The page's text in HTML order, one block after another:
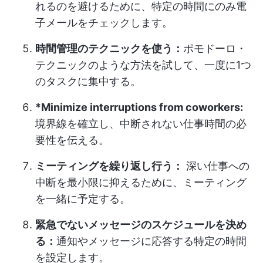
れるのを避けるために、特定の時間にのみ電
子メールをチェックします。
時間管理のテクニックを使う： ポモドーロ・
テクニックのような方法を試して、一度に1つ
のタスクに集中する。
*Minimize interruptions from coworkers:
境界線を確立し、中断されない仕事時間の必
要性を伝える。
ミーティングを繰り返し行う： 深い仕事への
中断を最小限に抑えるために、ミーティング
を一緒に予定する。
緊急でないメッセージのスケジュールを決め
る： 通知やメッセージに応答する特定の時間
を設定します。